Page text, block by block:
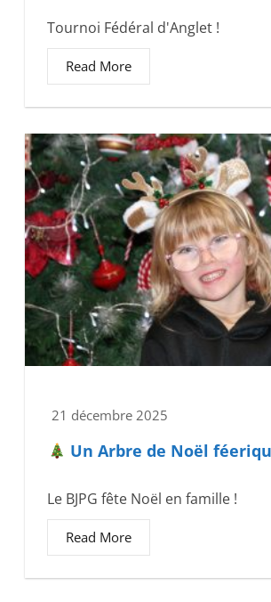
Tournoi Fédéral d'Anglet !
Read More
21 décembre 2025
Un Arbre de Noël
Le BJPG fête Noël en famille !
Read More